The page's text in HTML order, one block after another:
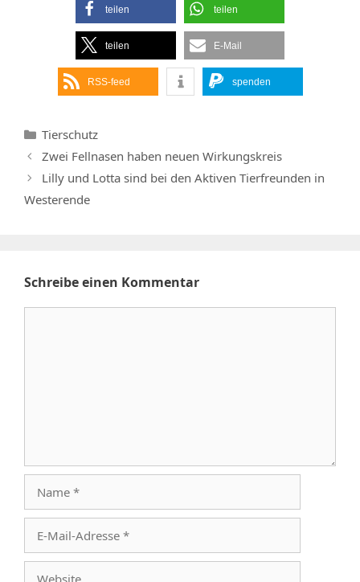
teilen teilen
teilen E-Mail
RSS-feed spenden
Kategorien
Tierschutz
Zwei Fellnasen haben neuen Wirkungskreis
Lilly und Lotta sind bei den Aktiven Tierfreunden in
Westerende
Schreibe einen Kommentar
Mail-
Adresse